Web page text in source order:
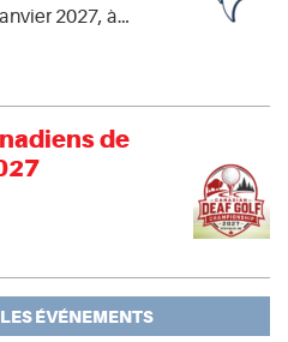
2027, à…
de
ÉVÉNEMENTS